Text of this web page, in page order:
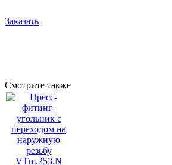
Заказать
Смотрите также